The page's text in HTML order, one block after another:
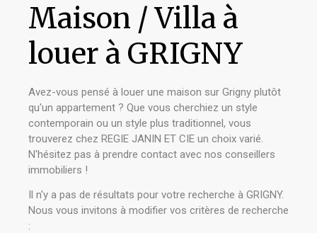
Maison / Villa à
louer à GRIGNY
Avez-vous pensé à louer une maison sur Grigny plutôt
qu'un appartement ? Que vous cherchiez un style
contemporain ou un style plus traditionnel, vous
trouverez chez REGIE JANIN ET CIE un choix varié.
N'hésitez pas à prendre contact avec nos conseillers
immobiliers !
Il n'y a pas de résultats pour votre recherche à GRIGNY.
Nous vous invitons à modifier vos critères de recherche
: